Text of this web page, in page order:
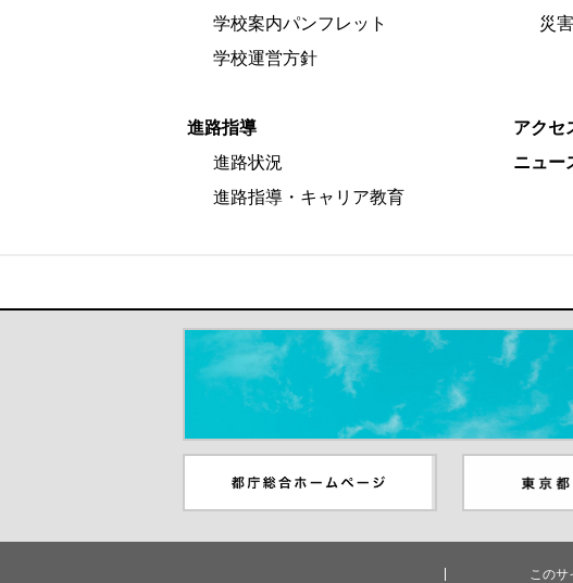
学校案内パンフレット
学校運営方針
災
進路指導
進路状況
進路指導・キャリア教育
アクセ
ニュー
＃だから都立高（別ウインドウが開きます）
ンドウが開きます）
ウが開きます
このサ